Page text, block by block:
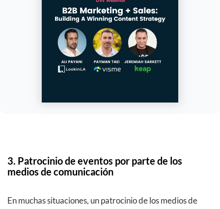
3. Patrocinio de eventos por parte de los
medios de comunicación
En muchas situaciones, un patrocinio de los medios de